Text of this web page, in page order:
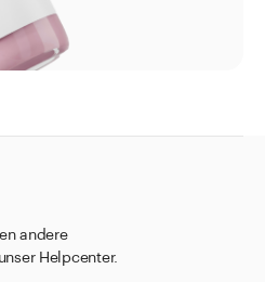
andere
Helpcenter.